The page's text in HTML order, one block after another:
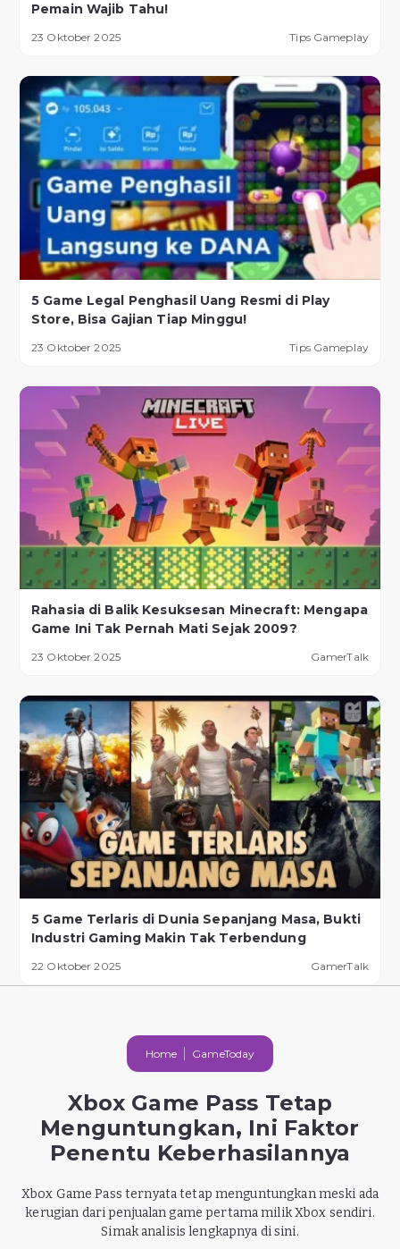
Pemain Wajib Tahu!
23 Oktober 2025 Tips Gameplay
5 Game Legal Penghasil Uang Resmi di Play
Store, Bisa Gajian Tiap Minggu!
23 Oktober 2025 Tips Gameplay
Rahasia di Balik Kesuksesan Minecraft: Mengapa
Game Ini Tak Pernah Mati Sejak 2009?
23 Oktober 2025 GamerTalk
5 Game Terlaris di Dunia Sepanjang Masa, Bukti
Industri Gaming Makin Tak Terbendung
22 Oktober 2025 GamerTalk
Home GameToday
Xbox Game Pass Tetap
Menguntungkan, Ini Faktor
Penentu Keberhasilannya
Xbox Game Pass ternyata tetap menguntungkan meski ada
kerugian dari penjualan game pertama milik Xbox sendiri.
Simak analisis lengkapnya di sini.